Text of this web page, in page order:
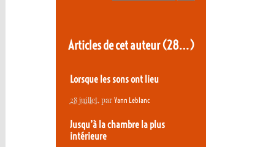
Articles de cet auteur(28…)
Lorsque les sons ont lieu
28 juillet, par Yann Leblanc
Jusqu’à la chambre la plus
intérieure